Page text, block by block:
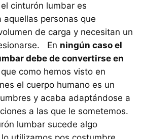
cinturón lumbar es
personas que
de carga y necesitan un
En ningún caso el
debe de convertirse en
como hemos visto en
el cuerpo humano es un
y acaba adaptándose a
a las que le sometemos.
lumbar sucede algo